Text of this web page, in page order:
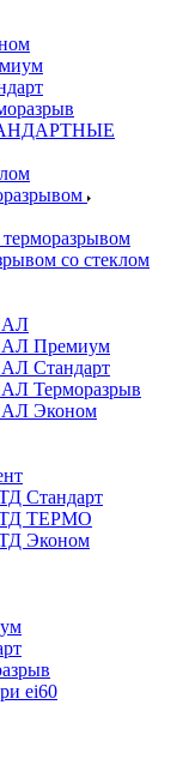
со стеклом
Премиум
Стандарт
Терморазрыв
Эконом
Стандарт
ТД ТЕРМО
Эконом
ei60